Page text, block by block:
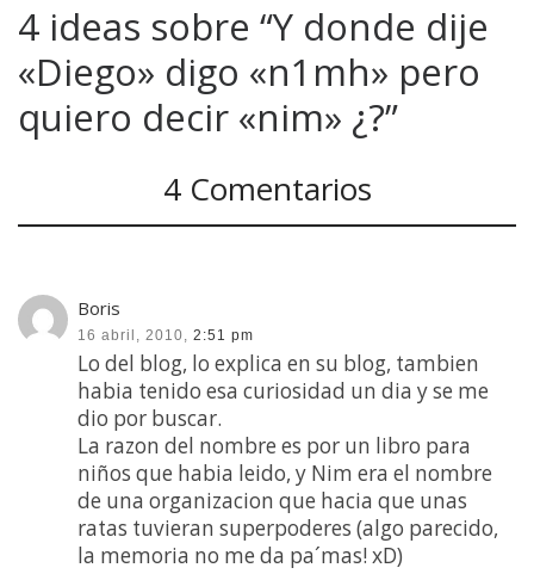
4 ideas sobre “Y donde dije
«Diego» digo «n1mh» pero
quiero decir «nim» ¿?”
4 Comentarios
Boris
16 abril, 2010, 2:51 pm
Lo del blog, lo explica en su blog, tambien
habia tenido esa curiosidad un dia y se me
dio por buscar.
La razon del nombre es por un libro para
niños que habia leido, y Nim era el nombre
de una organizacion que hacia que unas
ratas tuvieran superpoderes (algo parecido,
la memoria no me da pa´mas! xD)